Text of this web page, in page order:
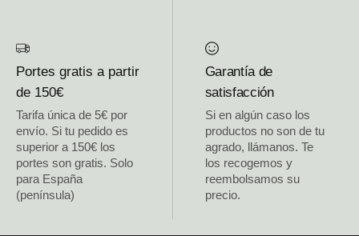
Portes gratis a partir
de 150€
Tarifa única de 5€ por
envío. Si tu pedido es
superior a 150€ los
portes son gratis. Solo
para España
(península)
Garantía de
satisfacción
Si en algún caso los
productos no son de tu
agrado, llámanos. Te
los recogemos y
reembolsamos su
precio.